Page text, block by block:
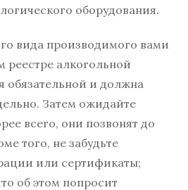
оборудования.
вида производимого вами
реестре алкогольной
обязательной и должна
Затем ожидайте
всего, они позвонят до
того, не забудьте
или сертификаты;
об этом попросит